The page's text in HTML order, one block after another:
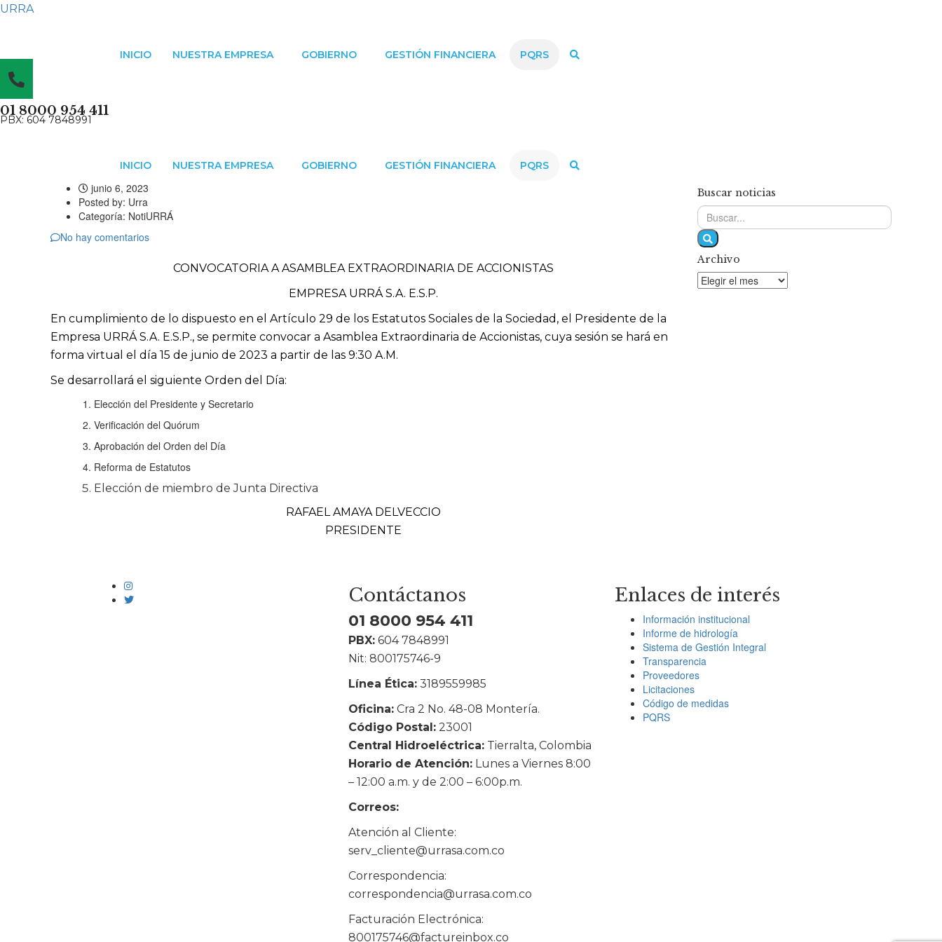
URRA
INICIO NUESTRA EMPRESA GOBIERNO GESTIÓN FINANCIERA PQRS
01 8000 954 411
PBX: 604 7848991
INICIO NUESTRA EMPRESA GOBIERNO GESTIÓN FINANCIERA PQRS
junio 6, 2023
Posted by: Urra
Categoría: NotiURRÁ
No hay comentarios
CONVOCATORIA A ASAMBLEA EXTRAORDINARIA DE ACCIONISTAS
EMPRESA URRÁ S.A. E.S.P.
En cumplimiento de lo dispuesto en el Artículo 29 de los Estatutos Sociales de la Sociedad, el Presidente de la
Empresa URRÁ S.A. E.S.P., se permite convocar a Asamblea Extraordinaria de Accionistas, cuya sesión se hará en
forma virtual el día 15 de junio de 2023 a partir de las 9:30 A.M.
Se desarrollará el siguiente Orden del Día:
Elección del Presidente y Secretario
Verificación del Quórum
Aprobación del Orden del Día
Reforma de Estatutos
Elección de miembro de Junta Directiva
RAFAEL AMAYA DELVECCIO
PRESIDENTE
Buscar noticias
Archivo
Archivo
Contáctanos
01 8000 954 411
PBX: 604 7848991
Nit: 800175746-9
Línea Ética: 3189559985
Oficina: Cra 2 No. 48-08 Montería.
Código Postal: 23001
Central Hidroeléctrica: Tierralta, Colombia
Horario de Atención: Lunes a Viernes 8:00
– 12:00 a.m. y de 2:00 – 6:00p.m.
Correos:
Atención al Cliente:
serv_cliente@urrasa.com.co
Correspondencia:
correspondencia@urrasa.com.co
Facturación Electrónica:
800175746@factureinbox.co
Enlaces de interés
Información institucional
Informe de hidrología
Sistema de Gestión Integral
Transparencia
Proveedores
Licitaciones
Código de medidas
PQRS